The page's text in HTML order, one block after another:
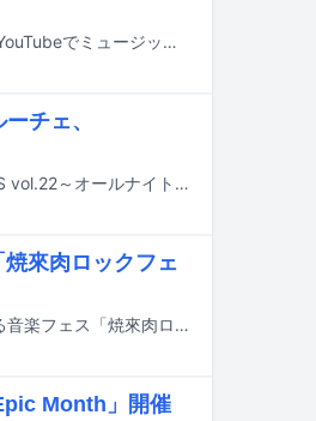
t-Aceの新曲「CAN YOU CELEBRATE?」が明日7月17日に配信リリースされ、YouTubeでミュージックビデオが公開される。
チェ、
8月7日に神奈川・CLUB CITTA'にて「@JAM」によるイベント「@JAM MEETS vol.22～オールナイトライブ～」が開催される。
來肉ロックフェ
BRAHMANが、7月18、19日に長野・野底山森林公園特設ステージで開催される音楽フェス「焼來肉ロックフェス2026」に出演することが急遽決定した。
Month」開催